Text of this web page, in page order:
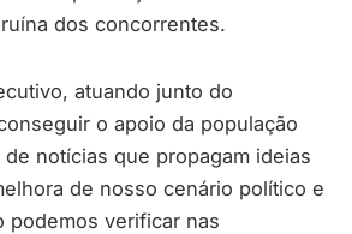
dos concorrentes.
atuando junto do
o apoio da população
notícias que propagam ideias
de nosso cenário político e
podemos verificar nas